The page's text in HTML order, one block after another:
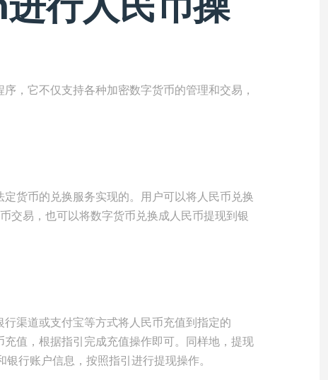
，它不仅支持各种加密数字货币的管理和交易，
货币的兑换服务实现的。用户可以将人民币兑换
交易，也可以将数字货币兑换成人民币提现到银
渠道或支付宝等方式将人民币充值到指定的
值，根据指引完成充值操作即可。同样地，提现
行账户信息，按照指引进行提现操作。